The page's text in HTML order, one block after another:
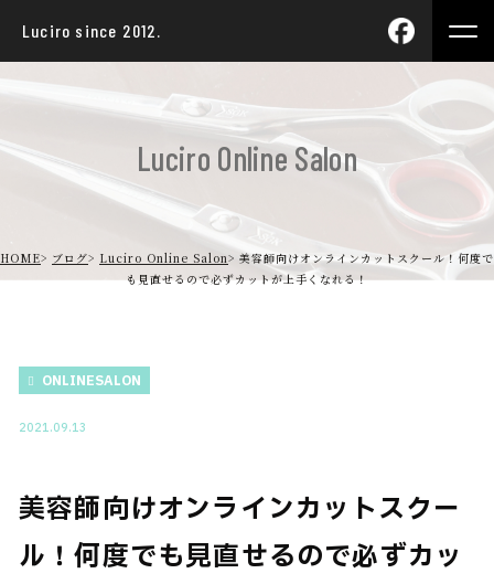
Luciro since 2012.
Luciro Online Salon
HOME ブログ Luciro Online Salon
美容師向けオンラインカットスクール！何度で
も見直せるので必ずカットが上手くなれる！
ONLINESALON
2021.09.13
美容師向けオンラインカットスクー
ル！何度でも見直せるので必ずカッ